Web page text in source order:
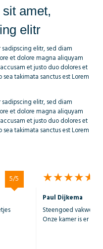
amet,
elitr
elitr, sed diam
et dolore magna aliquyam
et justo duo dolores et
takimata sanctus est Lorem
elitr, sed diam
et dolore magna aliquyam
et justo duo dolores et
takimata sanctus est Lorem
5/5
Paul Dijkema
Steengoed vakwerk
Onze kamer is er